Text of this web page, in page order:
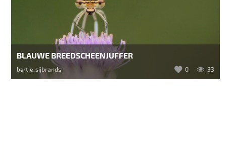
BLAUWE BREEDSCHEENJUFFER
bertie_sijbrands 0 33